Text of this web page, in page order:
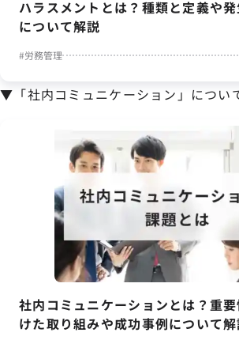
ハラスメントとは？種類と定義や
について解説
#労務管理
▼「社内コミュニケーション」につい
社内コミュニケーションとは？重
けた取り組みや成功事例について